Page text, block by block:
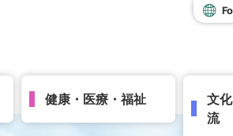
健康・医療・福祉
文
流